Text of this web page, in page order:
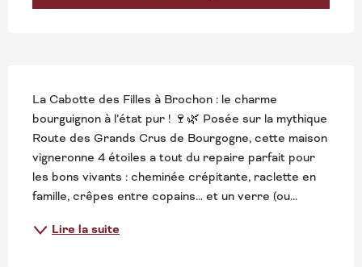
DESCRIPTION
La Cabotte des Filles à Brochon : le charme
bourguignon à l’état pur ! 🍷🌿 Posée sur la mythique
Route des Grands Crus de Bourgogne, cette maison
vigneronne 4 étoiles a tout du repaire parfait pour
les bons vivants : cheminée crépitante, raclette en
famille, crêpes entre copains… et un verre (ou...
Lire la suite